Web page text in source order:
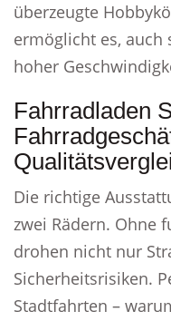
überzeugte
ermöglicht es,
hoher
Fahrradladen
Die richtige
zwei Rädern. Ohne
drohen nicht nur
Sicherheitsrisiken.
Stadtfahrten –